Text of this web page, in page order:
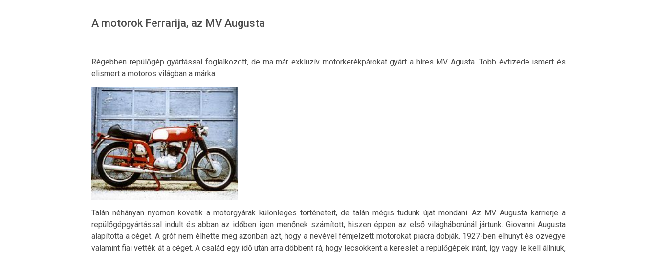
A motorok Ferrarija, az MV Augusta
Régebben repülőgép gyártással foglalkozott, de ma már exkluzív motorkerékpárokat gyárt a híres MV Agusta. Több évtizede ismert és
elismert a motoros világban a márka.
Talán néhányan nyomon követik a motorgyárak különleges történeteit, de talán mégis tudunk újat mondani. Az MV Augusta karrierje a
repülőgépgyártással indult és abban az időben igen menőnek számított, hiszen éppen az első világháborúnál jártunk. Giovanni Augusta
alapította a céget. A gróf nem élhette meg azonban azt, hogy a nevével fémjelzett motorokat piacra dobják. 1927-ben elhunyt és özvegye
valamint fiai vették át a céget. A család egy idő után arra döbbent rá, hogy lecsökkent a kereslet a repülőgépek iránt, így vagy le kell állniuk,